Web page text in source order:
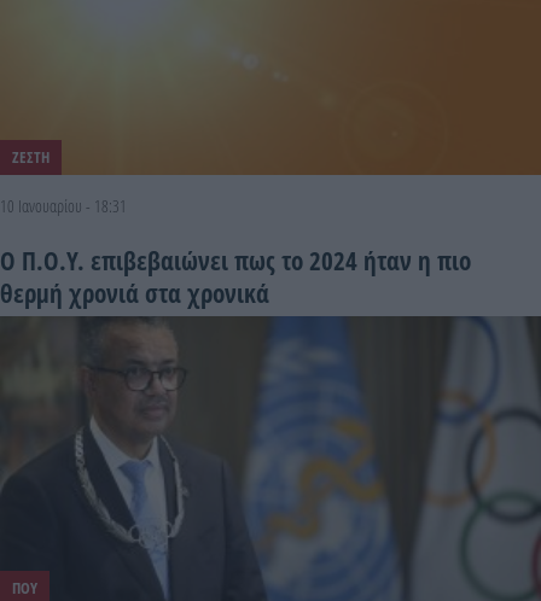
ΖΕΣΤΗ
10 Ιανουαρίου - 18:31
Ο Π.Ο.Υ. επιβεβαιώνει πως το 2024 ήταν η πιο
θερμή χρονιά στα χρονικά
ΠΟΥ